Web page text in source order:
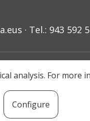
· Tel.: 943 592
analysis. For more
Configure